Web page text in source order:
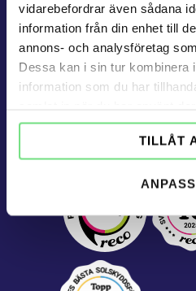
vidarebefordrar även sådana
information från din enhet till
annons- och analysföretag
Dessa kan i sin tur kombinera
information som du har
TILLÅT